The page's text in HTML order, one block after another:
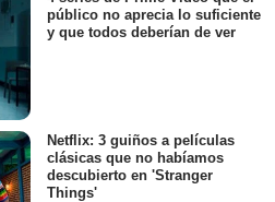
público no aprecia lo suficiente
y que todos deberían de ver
Netflix: 3 guiños a películas
clásicas que no habíamos
descubierto en 'Stranger
Things'